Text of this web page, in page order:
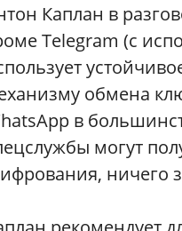
Каплан в
Telegram (с
обмена
в
могут
ничего